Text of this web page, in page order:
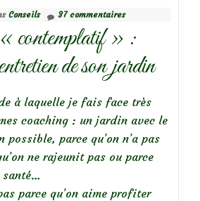
Conseils 37 commentaires
» :
de son jardin
à laquelle je fais face très
coaching : un jardin avec le
possible, parce qu’on n’a pas
ne rajeunit pas ou parce
santé…
parce qu’on aime profiter